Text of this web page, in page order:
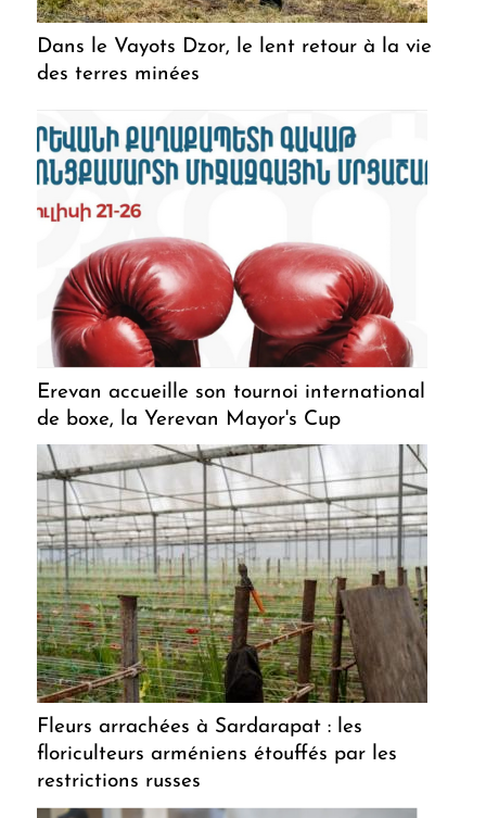
Dans le Vayots Dzor, le lent retour à la vie
des terres minées
Erevan accueille son tournoi international
de boxe, la Yerevan Mayor's Cup
Fleurs arrachées à Sardarapat : les
floriculteurs arméniens étouffés par les
restrictions russes